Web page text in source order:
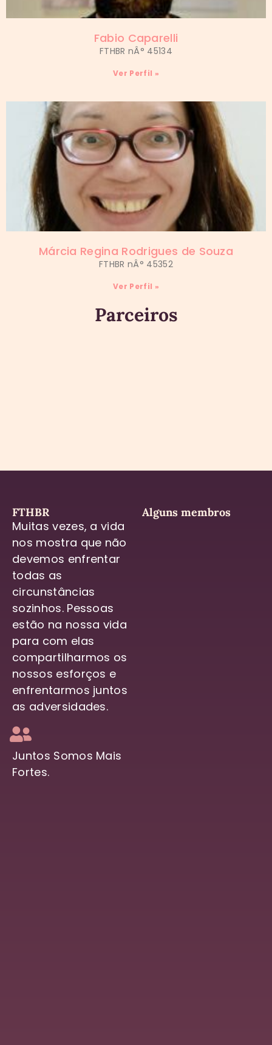
Fabio Caparelli
FTHBR nÂ° 45134
Ver Perfil »
Márcia Regina Rodrigues de Souza
FTHBR nÂ° 45352
Ver Perfil »
Parceiros
FTHBR
Muitas vezes, a vida
nos mostra que não
devemos enfrentar
todas as
circunstâncias
sozinhos. Pessoas
estão na nossa vida
para com elas
compartilharmos os
nossos esforços e
enfrentarmos juntos
as adversidades.
Juntos Somos Mais
Fortes.
Alguns membros